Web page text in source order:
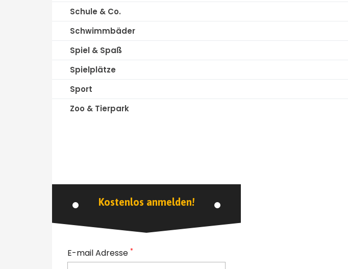
Schule & Co.
Schwimmbäder
Spiel & Spaß
Spielplätze
Sport
Zoo & Tierpark
Kostenlos anmelden!
E-mail Adresse *